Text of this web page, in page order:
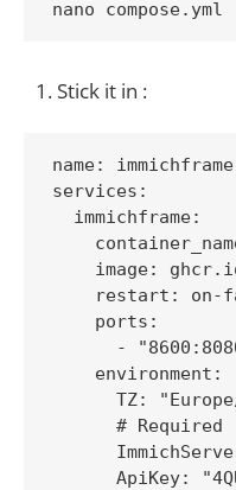
nano compose.yml
Stick it in :
name:
services:
  immichframe:
image:
restart: on-
    ports:
-
    environment:
TZ:
      # Required
ApiKey: